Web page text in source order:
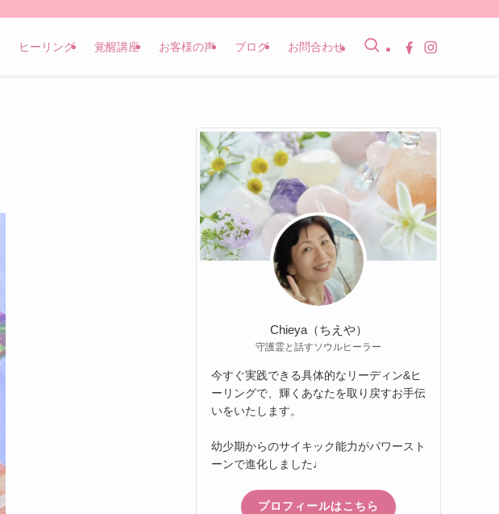
ヒーリング 覚醒講座 お客様の声 ブログ お問合わせ
Chieya（ちえや）
守護霊と話すソウルヒーラー
今すぐ実践できる具体的なリーディン&ヒ
ーリングで、輝くあなたを取り戻すお手伝
いをいたします。
幼少期からのサイキック能力がパワースト
ーンで進化しました♩
プロフィールはこちら